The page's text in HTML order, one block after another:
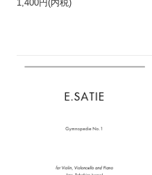
1,400円(内税)